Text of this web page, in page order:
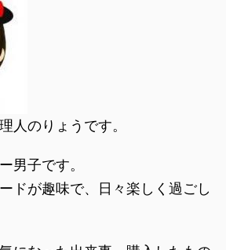
人のりょうです。
男子です。
ドが趣味で、日々楽しく過ごし